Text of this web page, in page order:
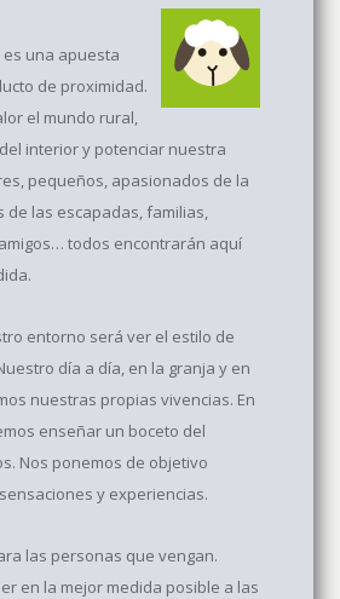
una apuesta
de proximidad.
el mundo rural,
interior y potenciar nuestra
pequeños, apasionados de la
de las escapadas, familias,
todos encontrarán aquí
entorno será ver el estilo de
día a día, en la granja y en
nuestras propias vivencias. En
enseñar un boceto del
Nos ponemos de objetivo
y experiencias.
las personas que vengan.
en la mejor medida posible a las